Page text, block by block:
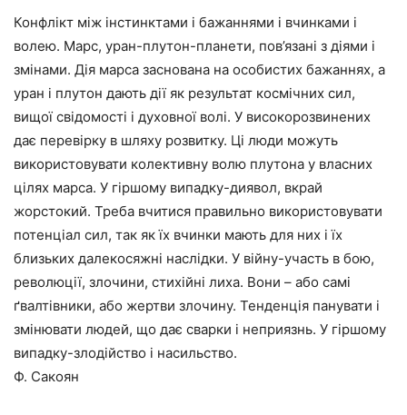
Конфлікт між інстинктами і бажаннями і вчинками і
волею. Марс, уран-плутон-планети, пов’язані з діями і
змінами. Дія марса заснована на особистих бажаннях, а
уран і плутон дають дії як результат космічних сил,
вищої свідомості і духовної волі. У високорозвинених
дає перевірку в шляху розвитку. Ці люди можуть
використовувати колективну волю плутона у власних
цілях марса. У гіршому випадку-диявол, вкрай
жорстокий. Треба вчитися правильно використовувати
потенціал сил, так як їх вчинки мають для них і їх
близьких далекосяжні наслідки. У війну-участь в бою,
революції, злочини, стихійні лиха. Вони – або самі
ґвалтівники, або жертви злочину. Тенденція панувати і
змінювати людей, що дає сварки і неприязнь. У гіршому
випадку-злодійство і насильство.
Ф. Сакоян